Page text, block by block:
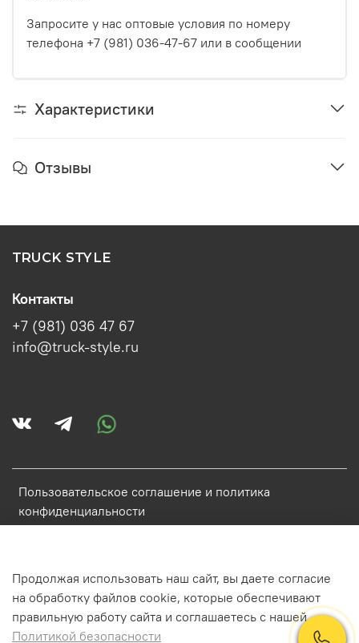
Запросите у нас оптовые условия по номеру
телефона +7 (981) 036-47-67 или в сообщении
Характеристики
Отзывы
TRUCK STYLE
Пользовательское соглашение и политика
конфиденциальности
Обратная связь
Контакты
+7 (981) 036 47 67
info@truck-style.ru
Продолжая использовать наш сайт, вы даете согласие
на обработку файлов cookie, которые обеспечивают
правильную работу сайта и соглашаетесь с нашей
Политикой безопасности